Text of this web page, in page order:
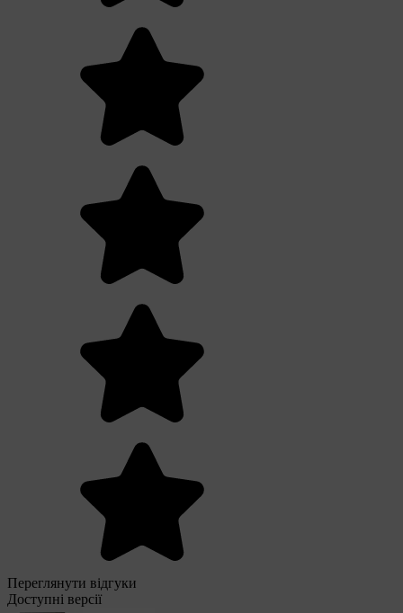
Переглянути відгуки
Доступні версії